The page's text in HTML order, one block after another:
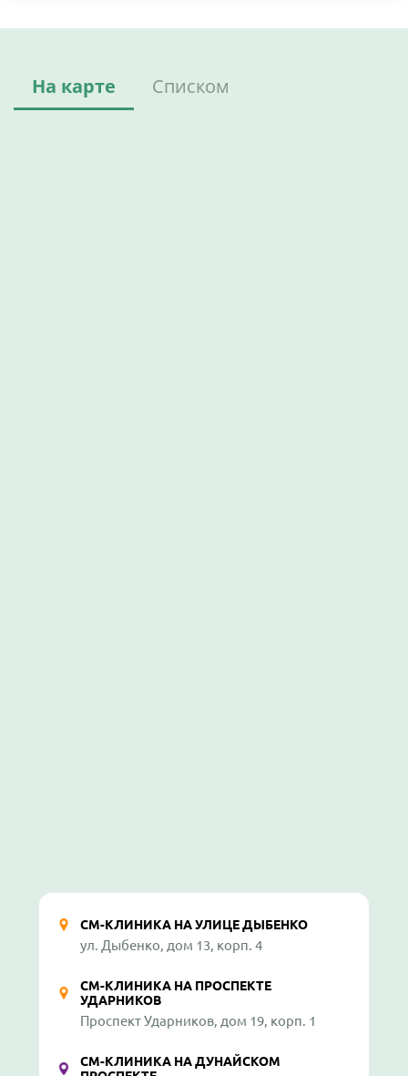
На карте Списком
СМ-КЛИНИКА НА УЛИЦЕ ДЫБЕНКО
ул. Дыбенко, дом 13, корп. 4
СМ-КЛИНИКА НА ПРОСПЕКТЕ
УДАРНИКОВ
Проспект Ударников, дом 19, корп. 1
СМ-КЛИНИКА НА ДУНАЙСКОМ